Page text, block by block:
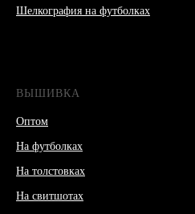
Шелкография на футболках
ВЫШИВКА
Оптом
На футболках
На толстовках
На свитшотах